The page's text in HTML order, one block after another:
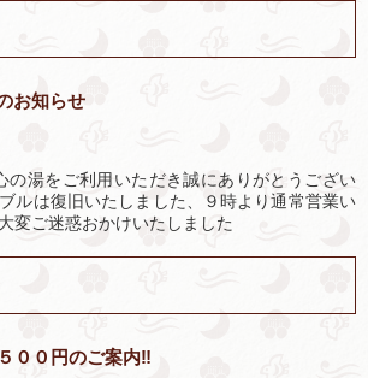
お知らせ
の湯をご利用いただき誠にありがとうござい
ルは復旧いたしました、９時より通常営業い
変ご迷惑おかけいたしました
００円のご案内‼